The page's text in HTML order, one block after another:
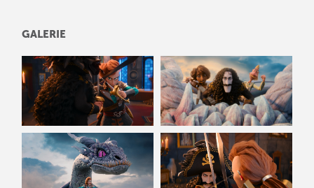
GALERIE